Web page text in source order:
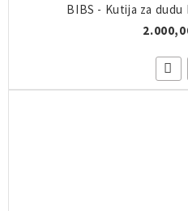
BIBS - Kutija za